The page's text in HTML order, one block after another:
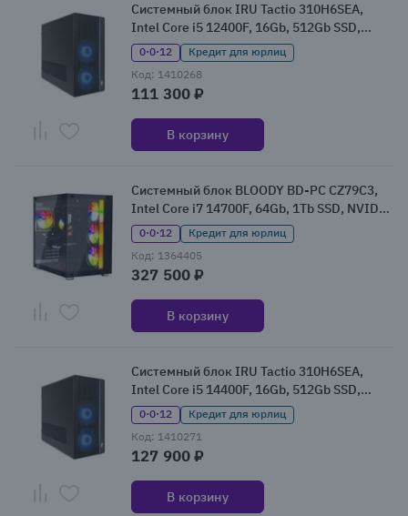
Системный блок IRU Tactio 310H6SEA,
Intel Core i5 12400F, 16Gb, 512Gb SSD,
NVIDIA GeForce RTX 5060, Без ОС
(2165188)
0·0·12
Кредит для юрлиц
Код: 1410268
111 300 ₽
В корзину
Системный блок BLOODY BD-PC CZ79C3,
Intel Core i7 14700F, 64Gb, 1Tb SSD, NVIDIA
GeForce RTX 5080, W11 (2086028)
0·0·12
Кредит для юрлиц
Код: 1364405
327 500 ₽
В корзину
Системный блок IRU Tactio 310H6SEA,
Intel Core i5 14400F, 16Gb, 512Gb SSD,
NVIDIA GeForce RTX 5050, Без ОС
(2164590)
0·0·12
Кредит для юрлиц
Код: 1410271
127 900 ₽
В корзину